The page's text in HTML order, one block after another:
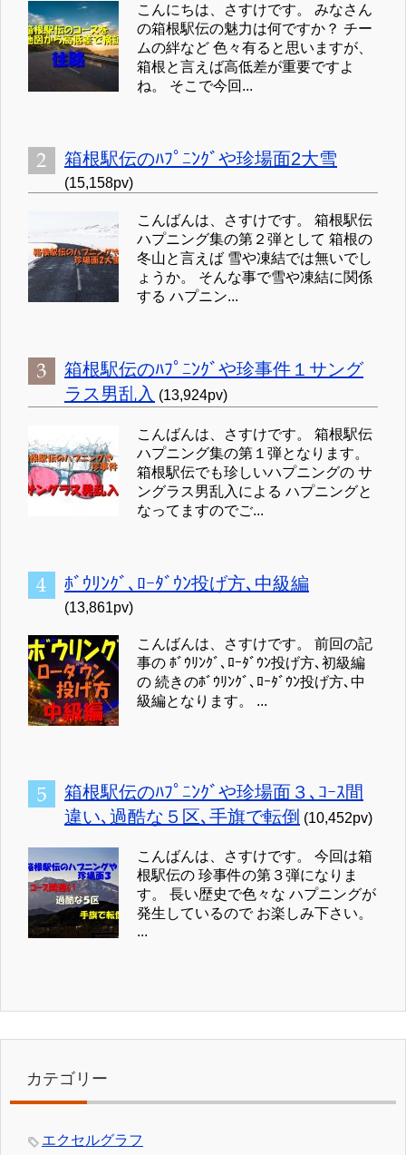
こんにちは、さすけです。 みなさん
の箱根駅伝の魅力は何ですか？ チー
ムの絆など 色々有ると思いますが、
箱根と言えば高低差が重要ですよ
ね。 そこで今回...
箱根駅伝のﾊﾌﾟﾆﾝｸﾞや珍場面2大雪
(15,158pv)
こんばんは、さすけです。 箱根駅伝
ハプニング集の第２弾として 箱根の
冬山と言えば 雪や凍結では無いでし
ょうか。 そんな事で雪や凍結に関係
する ハプニン...
箱根駅伝のﾊﾌﾟﾆﾝｸﾞや珍事件１サング
ラス男乱入 (13,924pv)
こんばんは、さすけです。 箱根駅伝
ハプニング集の第１弾となります。
箱根駅伝でも珍しいハプニングの サ
ングラス男乱入による ハプニングと
なってますのでご...
ﾎﾞｳﾘﾝｸﾞ､ﾛｰﾀﾞｳﾝ投げ方､中級編
(13,861pv)
こんばんは、さすけです。 前回の記
事の ﾎﾞｳﾘﾝｸﾞ､ﾛｰﾀﾞｳﾝ投げ方､初級編
の 続きのﾎﾞｳﾘﾝｸﾞ､ﾛｰﾀﾞｳﾝ投げ方､中
級編となります。 ...
箱根駅伝のﾊﾌﾟﾆﾝｸﾞや珍場面３､ｺｰｽ間
違い､過酷な５区､手旗で転倒 (10,452pv)
こんばんは、さすけです。 今回は箱
根駅伝の 珍事件の第３弾になりま
す。 長い歴史で色々な ハプニングが
発生しているので お楽しみ下さい。
...
カテゴリー
エクセルグラフ